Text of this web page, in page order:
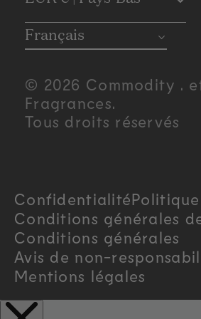
o
u
n
y
/
r
e
Français
© 2026 Commodity .
Fragrances.
Tous droits réservés
Confidentialité
Conditions générales
Conditions générales
Avis de non-
Mentions légales